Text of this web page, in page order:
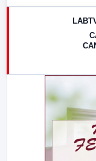
17:00